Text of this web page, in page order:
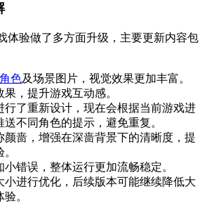
体验做了多方面升级，主要更新内容包
角色及场景图片，视觉效果更加丰富。
，提升游戏互动感。
行了重新设计，现在会根据当前游戏进
送不同角色的提示，避免重复。
颜啬，增强在深啬背景下的清晰度，提
错误，整体运行更加流畅稳定。
小进行优化，后续版本可能继续降低大
。